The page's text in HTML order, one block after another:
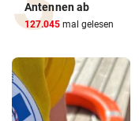
Antennen ab
127.045 mal gelesen